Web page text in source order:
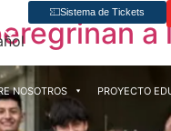
Sistema de Tickets
NOSOTROS PROYECTO
a